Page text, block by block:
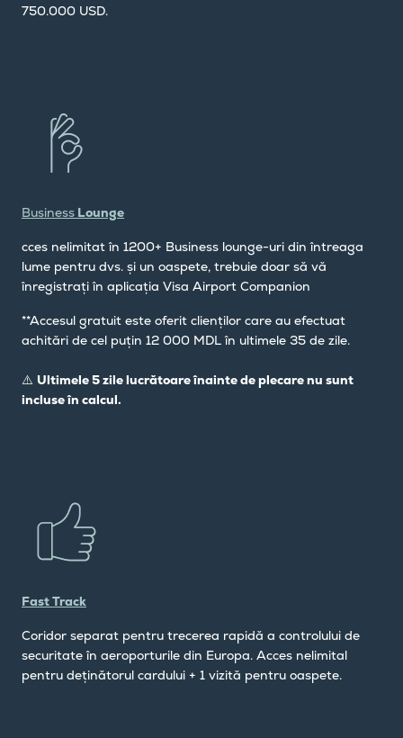
750.000 USD.
Business Lounge
cces nelimitat în 1200+ Business lounge-uri din întreaga
lume pentru dvs. și un oaspete, trebuie doar să vă
înregistrați în aplicația Visa Airport Companion
**Accesul gratuit este oferit clienților care au efectuat
achitări de cel puțin 12 000 MDL în ultimele 35 de zile.
⚠️ Ultimele 5 zile lucrătoare înainte de plecare nu sunt
incluse în calcul.
Fast Track
Сoridor separat pentru trecerea rapidă a controlului de
securitate în aeroporturile din Europa. Acces nelimital
pentru deținătorul cardului + 1 vizită pentru oaspete.